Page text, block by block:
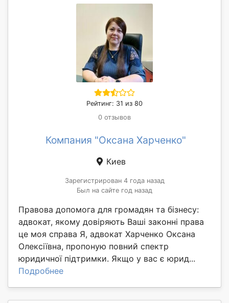
Рейтинг: 31 из 80
0 отзывов
Компания "Оксана Харченко"
Киев
Зарегистрирован 4 года назад
Был на сайте год назад
Правова допомога для громадян та бізнесу:
адвокат, якому довіряють Ваші законні права
це моя справа Я, адвокат Харченко Оксана
Олексіївна, пропоную повний спектр
юридичної підтримки. Якщо у вас є юрид...
Подробнее